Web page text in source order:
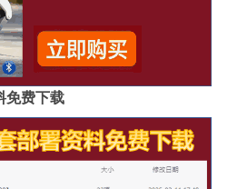
免费下载